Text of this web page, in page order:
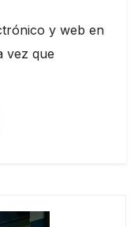
y web en
vez que